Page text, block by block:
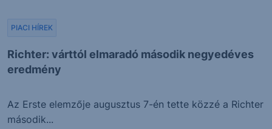
Richter: várttól elmaradó második negyedéves
eredmény
PIACI HÍREK
Az Erste elemzője augusztus 7-én tette közzé a Richter
második...